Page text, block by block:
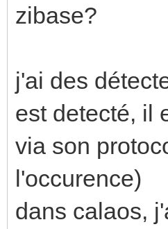
zibase?
j'ai des
est detecté, il
via son
l'occurence)
dans calaos,